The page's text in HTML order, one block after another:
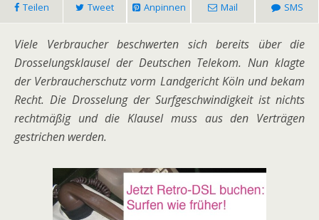
Teilen Tweet Anpinnen Mail SMS
Viele Verbraucher beschwerten sich bereits über die
Drosselungsklausel der Deutschen Telekom. Nun klagte
der Verbraucherschutz vorm Landgericht Köln und bekam
Recht. Die Drosselung der Surfgeschwindigkeit ist nichts
rechtmäßig und die Klausel muss aus den Verträgen
gestrichen werden.